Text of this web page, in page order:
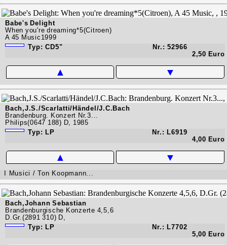
Babe's Delight
When you're dreaming*5(Citroen)
A 45 Music1999
Typ: CD5"
Nr.: 52966
2,50 Euro
▲ ▼
Bach,J.S./Scarlatti/Händel/J.C.Bach
Brandenburg. Konzert Nr.3...
Philips(0647 188) D, 1985
Typ: LP
Nr.: L6919
4,00 Euro
▲ ▼
I Musici / Ton Koopmann...
Bach,Johann Sebastian
Brandenburgische Konzerte 4,5,6
D.Gr.(2891 310) D,
Typ: LP
Nr.: L7702
5,00 Euro